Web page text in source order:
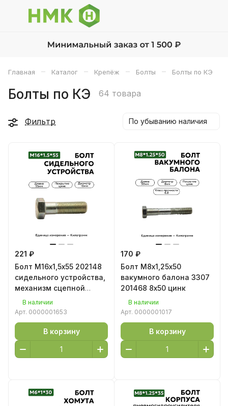
Главная – Каталог – Крепёж – Болты – Болты по КЭ
Болты по КЭ 64 товара
Фильтр По убыванию наличия
221 ₽
Болт М16х1,5х55 202148
сидельного устройства,
механизм сцепной
КрАЗ-260 202148 цинк
В наличии
Арт. 0000001653
В корзину
170 ₽
Болт М8х1,25х50
вакумного балона 3307
201468 8х50 цинк
В наличии
Арт. 0000001017
В корзину